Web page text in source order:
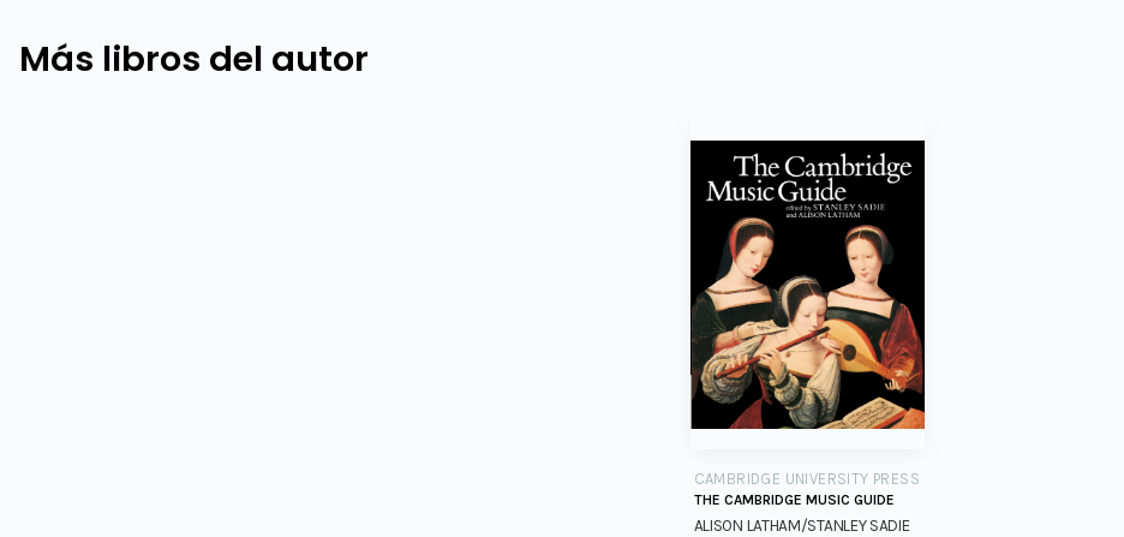
Más libros del autor
CAMBRIDGE UNIVERSITY PRESS
THE CAMBRIDGE MUSIC GUIDE
ALISON LATHAM/STANLEY SADIE